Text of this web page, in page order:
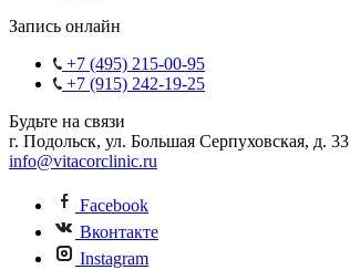
Запись онлайн
+7 (495) 215-00-95
+7 (915) 242-19-25
Будьте на связи
г. Подольск, ул. Большая Серпуховская, д. 33
info@vitacorclinic.ru
Facebook
Вконтакте
Instagram